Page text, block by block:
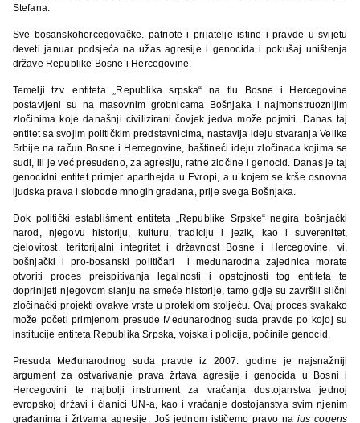
Stefana.
Sve bosanskohercegovačke. patriote i prijatelje istine i pravde u svijetu
deveti januar podsjeća na užas agresije i genocida i pokušaj uništenja
države Republike Bosne i Hercegovine.
Temelji tzv. entiteta „Republika srpska“ na tlu Bosne i Hercegovine
postavljeni su na masovnim grobnicama Bošnjaka i najmonstruoznijim
zločinima koje današnji civilizirani čovjek jedva može pojmiti. Danas taj
entitet sa svojim političkim predstavnicima, nastavlja ideju stvaranja Velike
Srbije na račun Bosne i Hercegovine, baštineći ideju zločinaca kojima se
sudi, ili je već presuđeno, za agresiju, ratne zločine i genocid. Danas je taj
genocidni entitet primjer aparthejda u Evropi, a u kojem se krše osnovna
ljudska prava i slobode mnogih građana, prije svega Bošnjaka.
Dok politički establišment entiteta „Republike Srpske“ negira bošnjački
narod, njegovu historiju, kulturu, tradiciju i jezik, kao i suverenitet,
cjelovitost, teritorijalni integritet i državnost Bosne i Hercegovine, vi,
bošnjački i pro-bosanski političari i međunarodna zajednica morate
otvoriti proces preispitivanja legalnosti i opstojnosti tog entiteta te
doprinijeti njegovom slanju na smeće historije, tamo gdje su završili slični
zločinački projekti ovakve vrste u proteklom stoljeću. Ovaj proces svakako
može početi primjenom presude Međunarodnog suda pravde po kojoj su
institucije entiteta Republika Srpska, vojska i policija, počinile genocid.
Presuda Međunarodnog suda pravde iz 2007. godine je najsnažniji
argument za ostvarivanje prava žrtava agresije i genocida u Bosni i
Hercegovini te najbolji instrument za vraćanja dostojanstva jednoj
evropskoj državi i članici UN-a, kao i vraćanje dostojanstva svim njenim
građanima i žrtvama agresije. Još jednom ističemo pravo na ius cogens